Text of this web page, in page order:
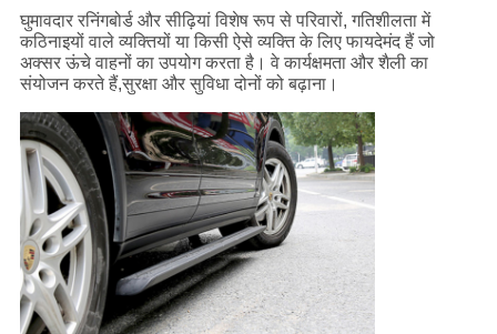
घुमावदार रनिंगबोर्ड और सीढ़ियां विशेष रूप से परिवारों, गतिशीलता में
कठिनाइयों वाले व्यक्तियों या किसी ऐसे व्यक्ति के लिए फायदेमंद हैं जो
अक्सर ऊंचे वाहनों का उपयोग करता है। वे कार्यक्षमता और शैली का
संयोजन करते हैं,सुरक्षा और सुविधा दोनों को बढ़ाना।